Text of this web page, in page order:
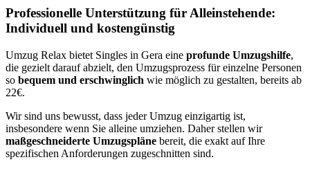
Professionelle Unterstützung für Alleinstehende:
Individuell und kostengünstig
Umzug Relax bietet Singles in Gera eine profunde Umzugshilfe,
die gezielt darauf abzielt, den Umzugsprozess für einzelne Personen
so bequem und erschwinglich wie möglich zu gestalten, bereits ab
22€.
Wir sind uns bewusst, dass jeder Umzug einzigartig ist,
insbesondere wenn Sie alleine umziehen. Daher stellen wir
maßgeschneiderte Umzugspläne bereit, die exakt auf Ihre
spezifischen Anforderungen zugeschnitten sind.